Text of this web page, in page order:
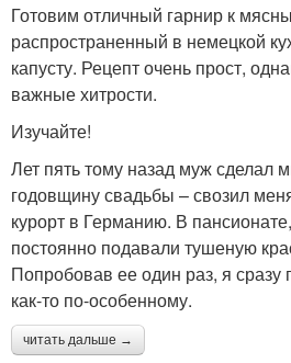
Готовим отличный гарнир к
распространенный в немецкой
капусту. Рецепт очень прост,
важные хитрости.
Изучайте!
Лет пять тому назад муж сделал
годовщину свадьбы – свозил
курорт в Германию. В
постоянно подавали тушеную
Попробовав ее один раз, я сразу
как-то по-особенному.
читать дальше →